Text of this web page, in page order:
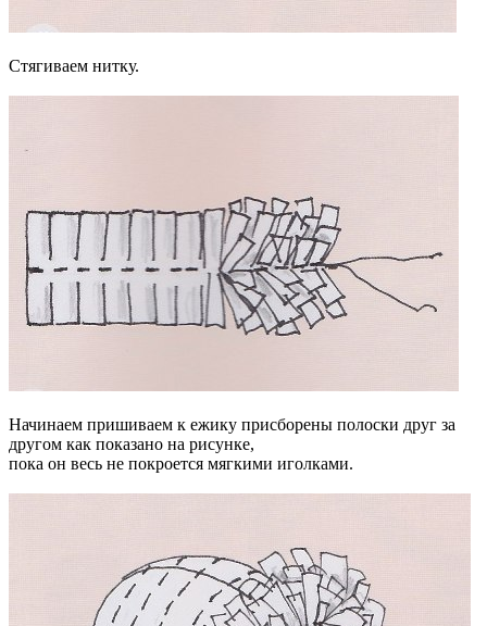
Стягиваем нитку.
Начинаем пришиваем к ежику присборены полоски друг за
другом как показано на рисунке,
пока он весь не покроется мягкими иголками.